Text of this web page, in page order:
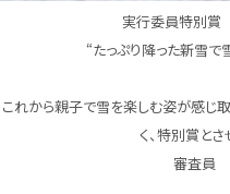
実行委員特別
“たっぷり降った新雪
これから親子で雪を楽しむ姿が感じ
く、特別賞とさ
審査